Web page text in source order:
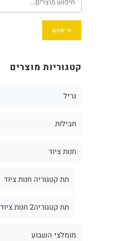
חיפוש
קטגוריות מוצרים
גריל
חבילות
חנות ציוד
תת קטגוריה חנות ציוד
תת קטגוריה2 חנות ציוד
מומלצי השבוע